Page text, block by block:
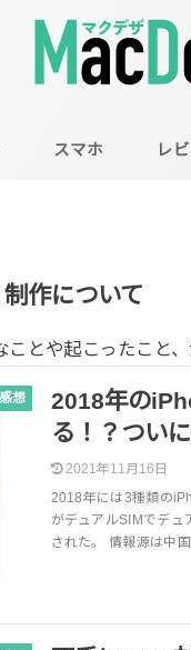
スマホ レ
制作について
とや起こったこと
想
2018年の
る！？つい
2021年11月16日
2018年には3種類の
がデュアルSIMでデュ
された。 情報源は中